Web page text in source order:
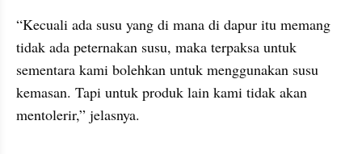
“Kecuali ada susu yang di mana di dapur itu memang
tidak ada peternakan susu, maka terpaksa untuk
sementara kami bolehkan untuk menggunakan susu
kemasan. Tapi untuk produk lain kami tidak akan
mentolerir,” jelasnya.